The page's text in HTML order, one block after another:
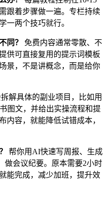
跟着步骤做一遍。专栏持续
一两个技巧就行。
同？
免费内容通常零散、不
供可直接复用的提示词模板
景，不是讲概念，而是给你
解具体的副业项目，比如用
图文，并给出实操流程和提
内容，就能降低试错成本，
帮你用AI快速写周报、生成
做会议纪要。原本需要2小时
能完成，减少加班，提升效